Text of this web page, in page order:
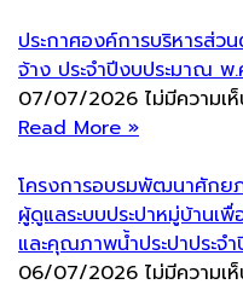
ประกาศองค์การบริหารส่ว
จ้าง ประจำปีงบประมาณ
07/07/2026 ไม่มีความเ
Read More »
โครงการอบรมพัฒนาศักยภ
ผู้ดูแลระบบประปาหมู่บ้านเ
และคุณภาพน้ำประปาประจ
06/07/2026 ไม่มีความเ